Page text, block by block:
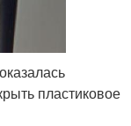
пластиковое